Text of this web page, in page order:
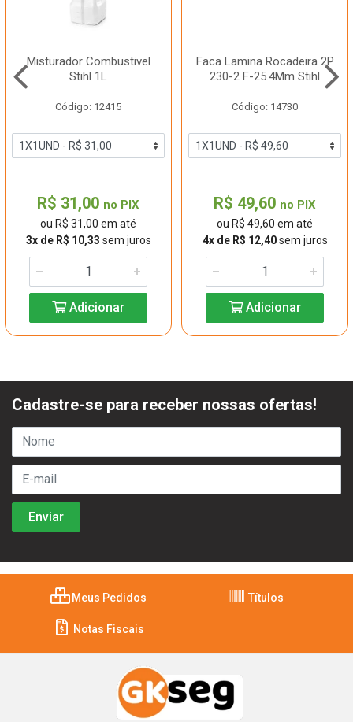
Misturador Combustivel
Stihl 1L
Código: 12415
R$ 31,00 no PIX
ou R$ 31,00 em até
3x de R$ 10,33 sem juros
Adicionar
Faca Lamina Rocadeira 2P
230-2 F-25.4Mm Stihl
Código: 14730
R$ 49,60 no PIX
ou R$ 49,60 em até
4x de R$ 12,40sem juros
Adicionar
Cadastre-se para receber nossas ofertas!
Meus Pedidos Títulos
Notas Fiscais